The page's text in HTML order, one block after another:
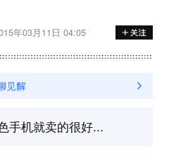
年03月11日 04:05
手机就卖的很好...